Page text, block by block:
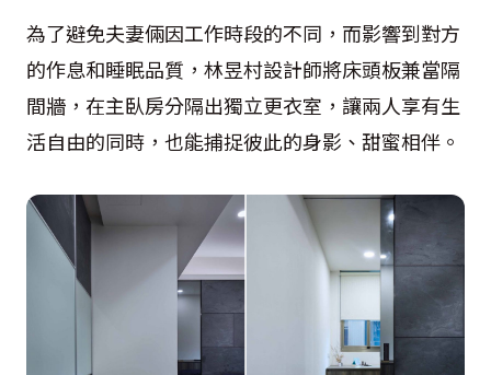
為了避免夫妻倆因工作時段的不同，而影響到對方
的作息和睡眠品質，林昱村設計師將床頭板兼當隔
間牆，在主臥房分隔出獨立更衣室，讓兩人享有生
活自由的同時，也能捕捉彼此的身影、甜蜜相伴。